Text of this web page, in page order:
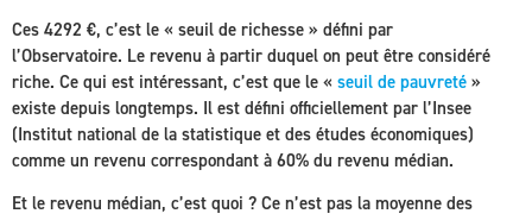
Ces 4292 €, c’est le « seuil de richesse » défini par
l’Observatoire. Le revenu à partir duquel on peut être considéré
riche. Ce qui est intéressant, c’est que le « seuil de pauvreté »
existe depuis longtemps. Il est défini officiellement par l’Insee
(Institut national de la statistique et des études économiques)
comme un revenu correspondant à 60% du revenu médian.
Et le revenu médian, c’est quoi ? Ce n’est pas la moyenne des